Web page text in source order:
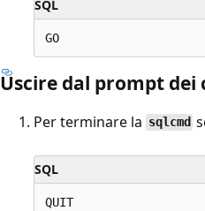
SQL
Uscire dal prompt dei
Per terminare la sqlcmd
SQL